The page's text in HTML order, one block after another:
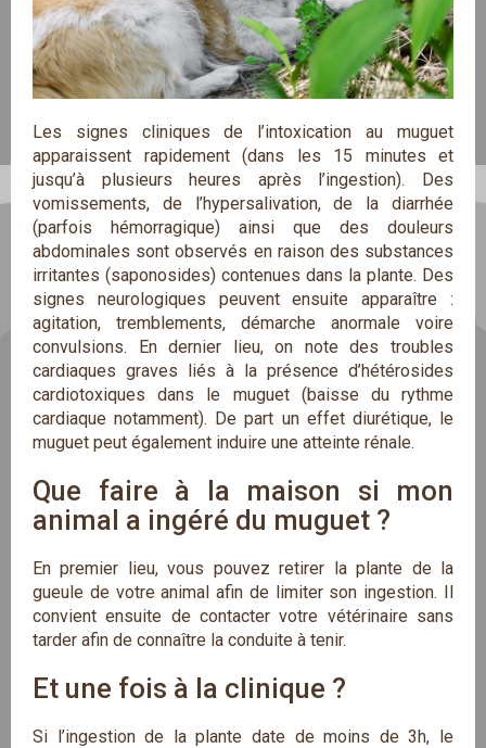
Les signes cliniques de l’intoxication au muguet
apparaissent rapidement (dans les 15 minutes et
jusqu’à plusieurs heures après l’ingestion). Des
vomissements, de l’hypersalivation, de la diarrhée
(parfois hémorragique) ainsi que des douleurs
abdominales sont observés en raison des substances
irritantes (saponosides) contenues dans la plante. Des
signes neurologiques peuvent ensuite apparaître :
agitation, tremblements, démarche anormale voire
convulsions. En dernier lieu, on note des troubles
cardiaques graves liés à la présence d’hétérosides
cardiotoxiques dans le muguet (baisse du rythme
cardiaque notamment). De part un effet diurétique, le
muguet peut également induire une atteinte rénale.
Que faire à la maison si mon
animal a ingéré du muguet ?
En premier lieu, vous pouvez retirer la plante de la
gueule de votre animal afin de limiter son ingestion. Il
convient ensuite de contacter votre vétérinaire sans
tarder afin de connaître la conduite à tenir.
Et une fois à la clinique ?
Si l’ingestion de la plante date de moins de 3h, le